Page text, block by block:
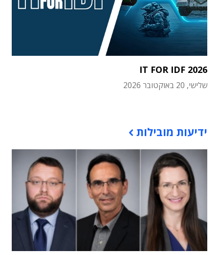
IT FOR IDF 2026
שלישי, 20 באוקטובר 2026
ידיעות מובילות